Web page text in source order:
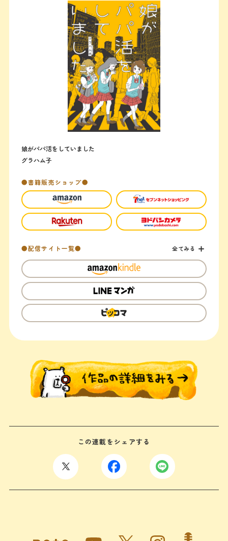
娘がパパ活をしていました
グラハム子
●書籍販売ショップ●
●配信サイト一覧● 全てみる
この連載をシェアする